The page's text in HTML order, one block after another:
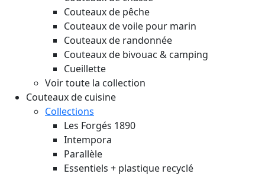
Couteaux de pêche
Couteaux de voile pour marin
Couteaux de randonnée
Couteaux de bivouac & camping
Cueillette
Voir toute la collection
Couteaux de cuisine
Collections
Les Forgés 1890
Intempora
Parallèle
Essentiels + plastique recyclé